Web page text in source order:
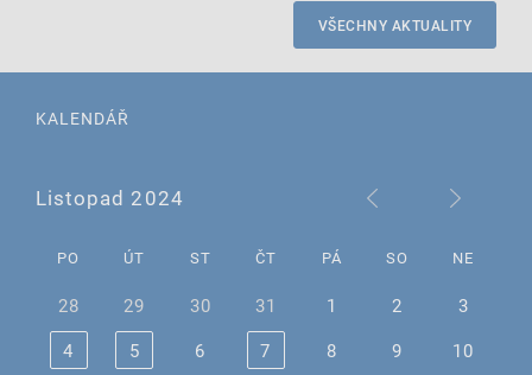
VŠECHNY AKTUALITY
KALENDÁŘ
Listopad 2024
PO ÚT ST ČT PÁ SO NE
28 29 30 31 1 2
3
4
5 6 7 8 9
10